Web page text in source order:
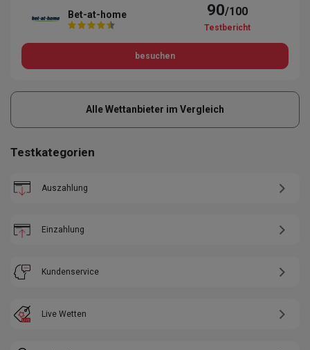
Bet-at-home 90/100
Testbericht
besuchen
Alle Wettanbieter im Vergleich
Testkategorien
Auszahlung
Einzahlung
Kundenservice
Live Wetten